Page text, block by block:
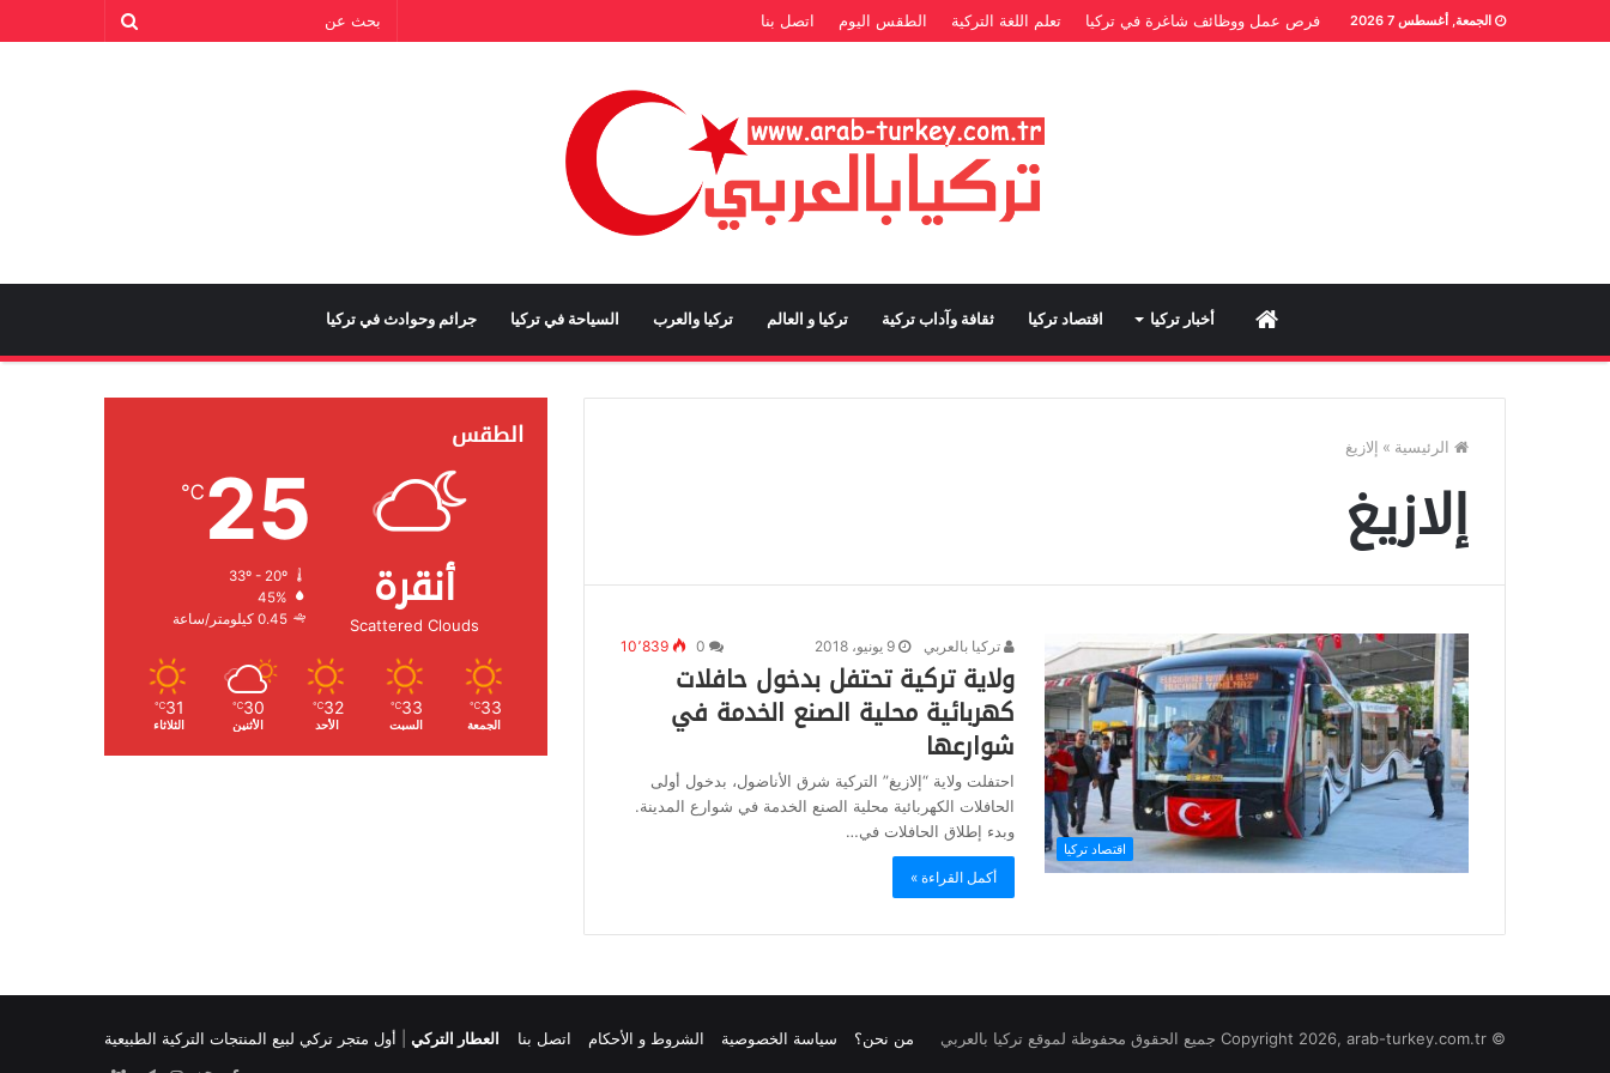
الجمعة, أغسطس 7 2026 فرص عمل ووظائف شاغرة في تركيا تعلم اللغة التركية الطقس اليوم اتصل بنا
Home أخبار تركيا اقتصاد تركيا ثقافة وآداب تركية تركيا و العالم تركيا والعرب السياحة في تركيا جرائم وحوادث في تركيا
الرئيسية » إلازيغ
إلازيغ
اقتصاد تركيا
تركيا بالعربي 9 يونيو، 2018 10٬839
ولاية تركية تحتفل بدخول حافلات
كهربائية محلية الصنع الخدمة في
شوارعها
احتفلت ولاية “إلازيغ” التركية شرق الأناضول، بدخول أولى
الحافلات الكهربائية محلية الصنع الخدمة في شوارع المدينة.
وبدء إطلاق الحافلات في…
أكمل القراءة »
الطقس
أنقرة
Scattered Clouds
25
℃
33º - 20º
الرطوبة:
الرياح:0.45 كيلومتر/ساعة
33
℃
الجمعة
33
℃
السبت
32
℃
الأحد
30
℃
الأثنين
31
℃
الثلاثاء
© Copyright 2026, arab-turkey.com.tr جميع الحقوق محفوظة لموقع تركيا بالعربي العطار التركي أول متجر تركي لبيع المنتجات التركية الطبيعية من نحن؟ سياسة الخصوصية الشروط و الأحكام اتصل بنا